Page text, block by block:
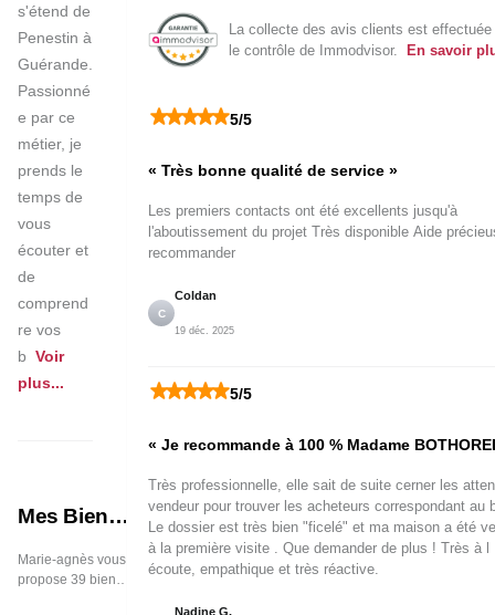
s'étend de
Penestin à
Guérande.
Passionné
e par ce
métier, je
prends le
temps de
vous
écouter et
de
comprend
re vos
b
Voir
plus...
Mes Biens
Marie-agnès vous
propose 39 biens
La collecte des avis clients est effectuée
le contrôle de Immodvisor.
En savoir
5/5
« Très bonne qualité de service »
Les premiers contacts ont été excellents jusqu'à
l'aboutissement du projet Très disponible Aide précieuse A
recommander
C
Coldan
19 déc. 2025
5/5
« Je recommande à 100 % Madame
Très professionnelle, elle sait de suite cerner les
vendeur pour trouver les acheteurs correspondant au
Le dossier est très bien "ficelé" et ma maison a été
à la première visite . Que demander de plus ! Très à l
écoute, empathique et très réactive.
Nadine G.